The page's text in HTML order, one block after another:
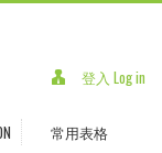
登入 Log in
常用表格